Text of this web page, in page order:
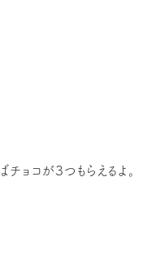
チョコが３つもらえるよ。